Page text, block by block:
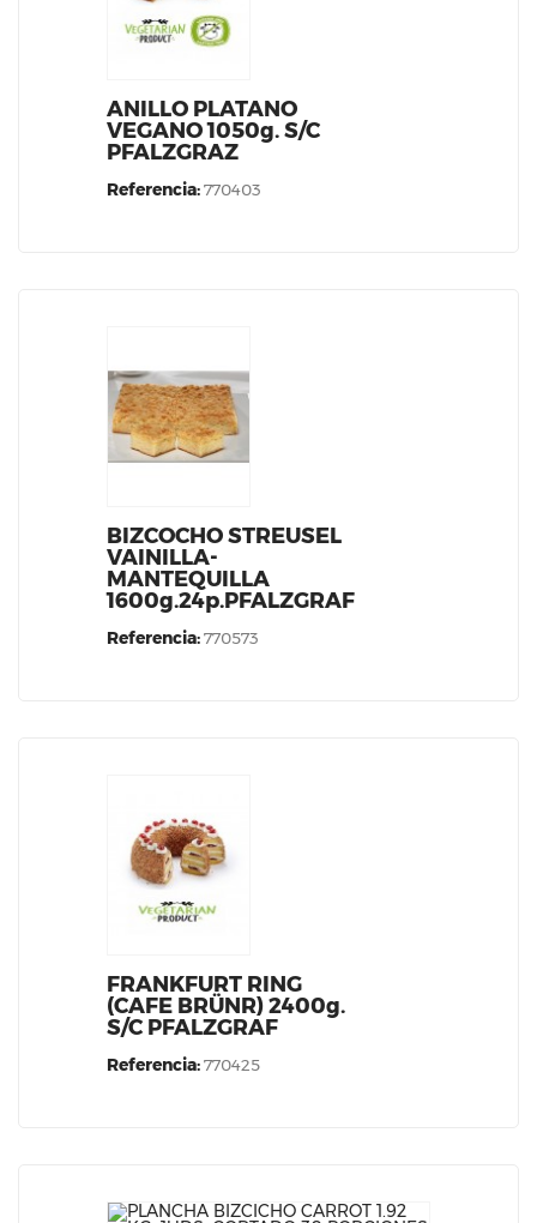
ANILLO PLATANO
VEGANO 1050g. S/C
PFALZGRAZ
Referencia:770403
BIZCOCHO STREUSEL
VAINILLA-
MANTEQUILLA
1600g.24p.PFALZGRAF
Referencia:770573
FRANKFURT RING
(CAFE BRÜNR) 2400g.
S/C PFALZGRAF
Referencia:770425